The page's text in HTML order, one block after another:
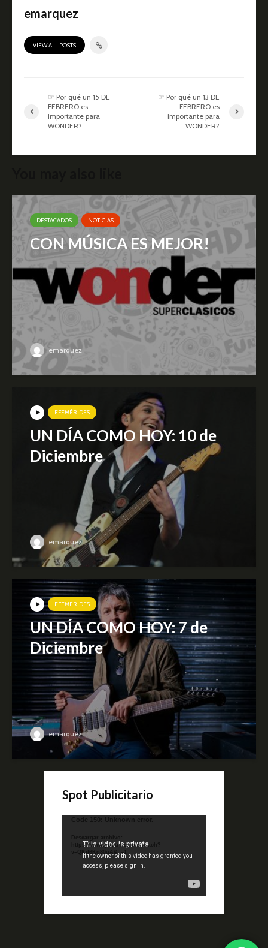
emarquez
VIEW ALL POSTS
☞ Por qué un 15 DE
FEBRERO es
importante para
WONDER?
☞ Por qué un 13 DE
FEBRERO es
importante para
WONDER?
DESTACADOS NOTICIAS
CON MÚSICA ES MEJOR!
emarquez
EFEMÉRIDES
UN DÍA COMO HOY: 10 de
Diciembre
emarquez
EFEMÉRIDES
UN DÍA COMO HOY: 7 de
Diciembre
emarquez
Spot Publicitario
Reproductor
video
Code 150: Unknown error.
Descargar archivo:
https://www.youtube.com/watch?
v=QKif6Ko80uA&_=1